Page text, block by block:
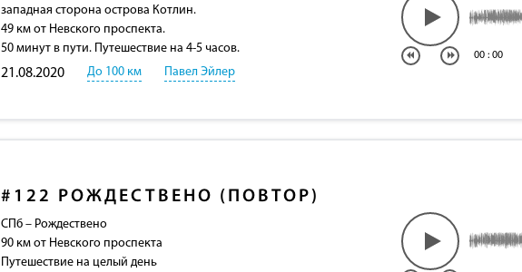
западная сторона острова Котлин.
49 км от Невского проспекта.
50 минут в пути. Путешествие на 4-5 часов.
21.08.2020 До 100 км Павел Эйлер
00 : 00
#122 РОЖДЕСТВЕНО (ПОВТОР)
СПб – Рождествено
90 км от Невского проспекта
Путешествие на целый день